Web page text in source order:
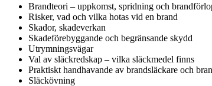
Brandteori – uppkomst, spridning och
Risker, vad och vilka hotas vid en brand
Skador, skadeverkan
Skadeförebyggande och begränsande skydd
Utrymningsvägar
Val av släckredskap – vilka släckmedel finns
Praktiskt handhavande av brandsläckare och
Släckövning